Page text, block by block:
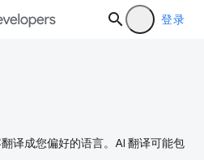
登录
译成您偏好的语言。AI 翻译可能包